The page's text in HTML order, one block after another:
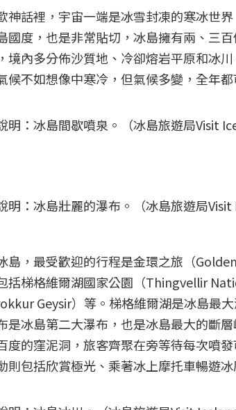
神話裡，宇宙一端是冰雪封凍的寒冰世
國度，也是非常貼切，冰島擁有兩、三
境內多分佈沙質地、冷卻熔岩平原和冰
候不如想像中寒冷，但氣候多變，全年都
明：冰島間歇噴泉。（冰島旅遊局Visit
明：冰島壯麗的瀑布。（冰島旅遊局Visit
島，最受歡迎的行程是金環之旅（
括梯格維爾湖國家公園（Thingvellir
Geysir）等。梯格維爾湖是冰島最
是冰島第二大瀑布，也是冰島最大的斷
度的窪泥洞，旅客齊聚在旁等待每次噴
則包括欣賞極光、乘著冰上摩托車暢遊冰